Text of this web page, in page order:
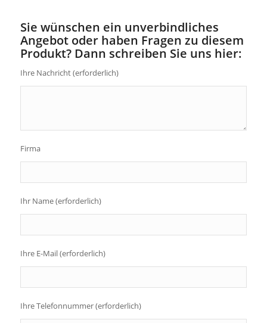
Sie wünschen ein unverbindliches
Angebot oder haben Fragen zu diesem
Produkt? Dann schreiben Sie uns hier:
Ihre Nachricht (erforderlich)
Firma
Ihr Name (erforderlich)
Ihre E-Mail (erforderlich)
Ihre Telefonnummer (erforderlich)